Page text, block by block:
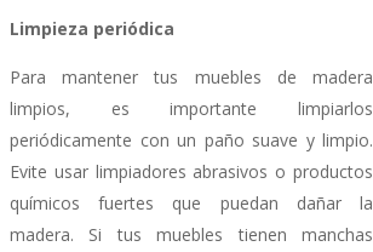
Limpieza periódica
Para mantener tus muebles de madera
limpios, es importante limpiarlos
periódicamente con un paño suave y limpio.
Evite usar limpiadores abrasivos o productos
químicos fuertes que puedan dañar la
madera. Si tus muebles tienen manchas